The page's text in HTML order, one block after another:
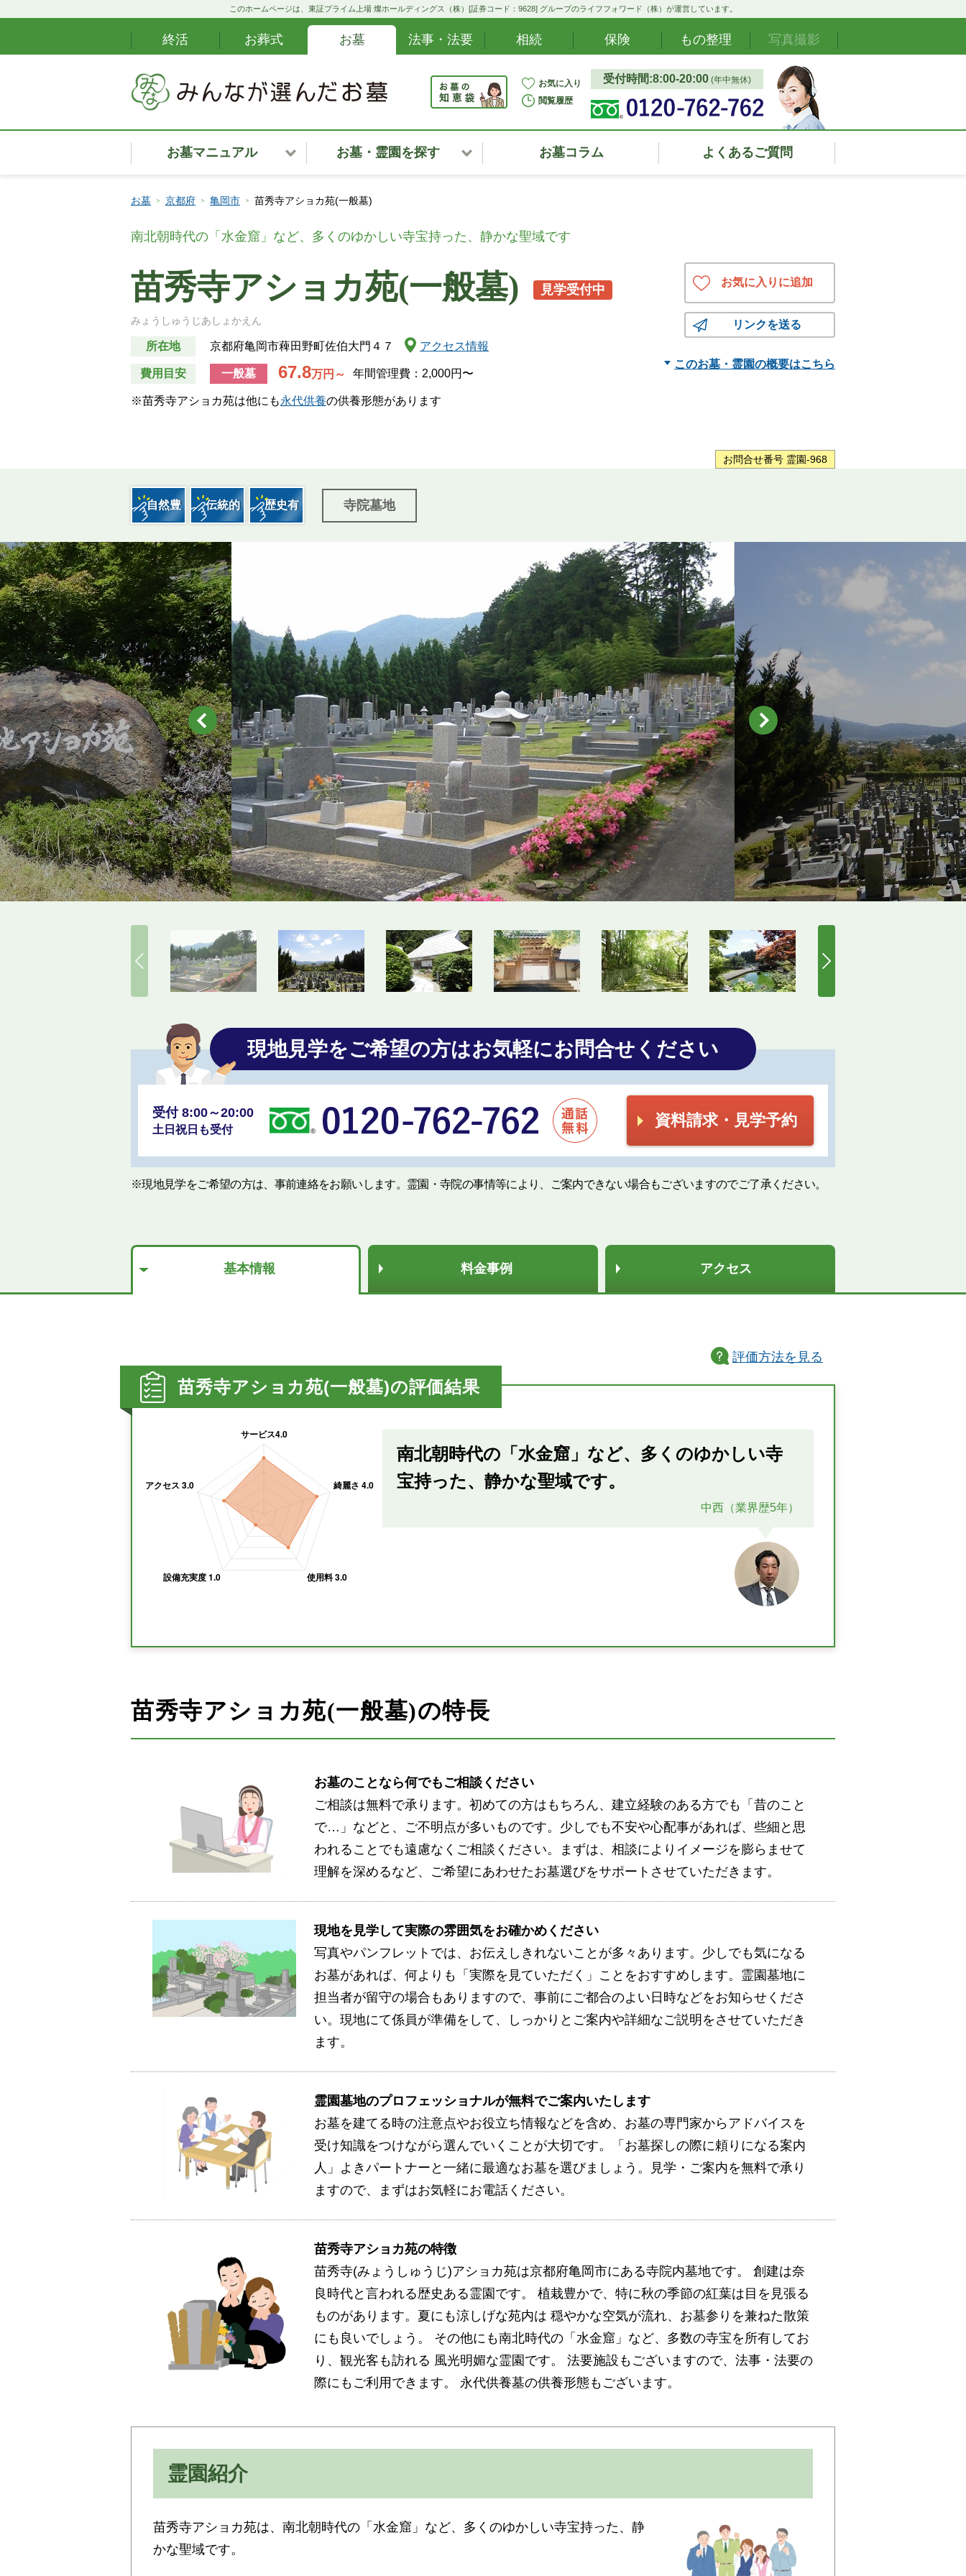
このホームページは、東証プライム上場 燦ホールディングス（株）[証券コード：9628] グループのライフフォワード（株）が運営しています。
終活 お葬式 お墓 法事・法要 相続 保険 もの整理 写真撮影
お気に入り
閲覧履歴
受付時間:8:00‐20:00 (年中無休)
お墓マニュアル
お墓安心サポート
カンタンお墓ナビ
お墓購入の段取り
お墓・霊園の種類
お墓費用の中身解説
墓じまい
お墓・霊園を探す
北海道
東北・甲信越・北陸
中部・東海
中国・四国
九州・沖縄
お墓コラム よくあるご質問
お墓 京都府 亀岡市 苗秀寺アショカ苑(一般墓)
南北朝時代の「水金窟」など、多くのゆかしい寺宝持った、静かな聖域です
苗秀寺アショカ苑(一般墓) 見学受付中
みょうしゅうじあしょかえん
所在地 京都府亀岡市薭田野町佐伯大門４７ アクセス情報
費用目安 一般墓 67.8万円～ 年間管理費：2,000円〜
※苗秀寺アショカ苑は他にも永代供養の供養形態があります
お気に入りに追加
リンクを送る
このお墓・霊園の概要はこちら
お問合せ番号 霊園-968
自然豊 伝統的 歴史有 寺院墓地
現地見学をご希望の方はお気軽にお問合せください
受付 8:00～20:00
土日祝日も受付 資料請求・見学予約
※現地見学をご希望の方は、事前連絡をお願いします。霊園・寺院の事情等により、ご案内できない場合もございますのでご了承ください。
基本情報 料金事例 アクセス
苗秀寺アショカ苑(一般墓)の評価結果
評価方法を見る
南北朝時代の「水金窟」など、多くのゆかしい寺
宝持った、静かな聖域です。
中西（業界歴5年）
苗秀寺アショカ苑(一般墓)の特長
お墓のことなら何でもご相談ください
ご相談は無料で承ります。初めての方はもちろん、建立経験のある方でも「昔のこと
で…」などと、ご不明点が多いものです。少しでも不安や心配事があれば、些細と思
われることでも遠慮なくご相談ください。まずは、相談によりイメージを膨らませて
理解を深めるなど、ご希望にあわせたお墓選びをサポートさせていただきます。
現地を見学して実際の雰囲気をお確かめください
写真やパンフレットでは、お伝えしきれないことが多々あります。少しでも気になる
お墓があれば、何よりも「実際を見ていただく」ことをおすすめします。霊園墓地に
担当者が留守の場合もありますので、事前にご都合のよい日時などをお知らせくださ
い。現地にて係員が準備をして、しっかりとご案内や詳細なご説明をさせていただき
ます。
霊園墓地のプロフェッショナルが無料でご案内いたします
お墓を建てる時の注意点やお役立ち情報などを含め、お墓の専門家からアドバイスを
受け知識をつけながら選んでいくことが大切です。「お墓探しの際に頼りになる案内
人」よきパートナーと一緒に最適なお墓を選びましょう。見学・ご案内を無料で承り
ますので、まずはお気軽にお電話ください。
苗秀寺アショカ苑の特徴
苗秀寺(みょうしゅうじ)アショカ苑は京都府亀岡市にある寺院内墓地です。 創建は奈
良時代と言われる歴史ある霊園です。 植栽豊かで、特に秋の季節の紅葉は目を見張る
ものがあります。夏にも涼しげな苑内は 穏やかな空気が流れ、お墓参りを兼ねた散策
にも良いでしょう。 その他にも南北時代の「水金窟」など、多数の寺宝を所有してお
り、観光客も訪れる 風光明媚な霊園です。 法要施設もございますので、法事・法要の
際にもご利用できます。 永代供養墓の供養形態もございます。
霊園紹介
苗秀寺アショカ苑は、南北朝時代の「水金窟」など、多くのゆかしい寺宝持った、静
かな聖域です。